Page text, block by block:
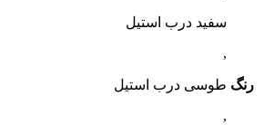
رنگ
سفید درب استیل
,
طوسی درب استیل
,